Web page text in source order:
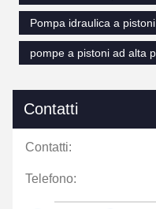
Pompa idraulica a
pompe a pistoni ad alta
Contatti
Contatti:
Telefono: